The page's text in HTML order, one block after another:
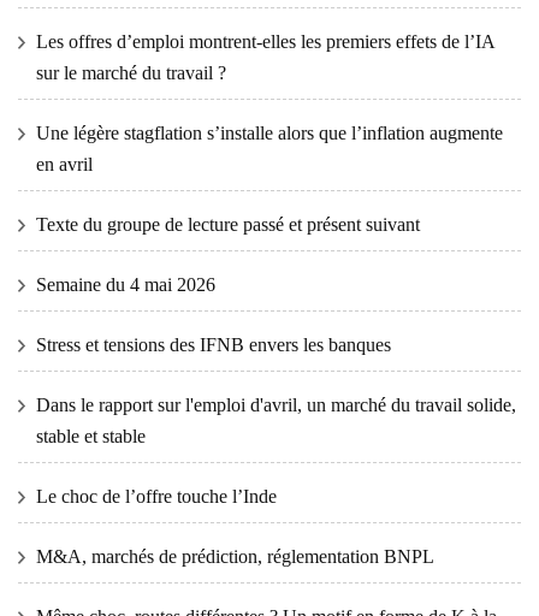
Les offres d’emploi montrent-elles les premiers effets de l’IA
sur le marché du travail ?
Une légère stagflation s’installe alors que l’inflation augmente
en avril
Texte du groupe de lecture passé et présent suivant
Semaine du 4 mai 2026
Stress et tensions des IFNB envers les banques
Dans le rapport sur l'emploi d'avril, un marché du travail solide,
stable et stable
Le choc de l’offre touche l’Inde
M&A, marchés de prédiction, réglementation BNPL